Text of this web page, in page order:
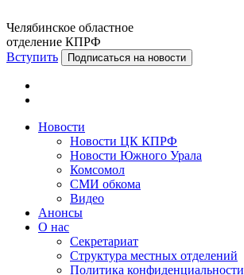
Челябинское областное
отделение КПРФ
Вступить
Подписаться на новости
Новости
Новости ЦК КПРФ
Новости Южного Урала
Комсомол
СМИ обкома
Видео
Анонсы
О нас
Секретариат
Структура местных отделений
Политика конфиденциальности